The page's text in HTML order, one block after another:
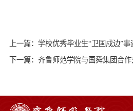
上一篇：学校优秀毕业生“卫国戍边”
下一篇：齐鲁师范学院与国舜集团合